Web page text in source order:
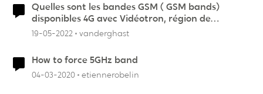
Quelles sont les bandes GSM ( GSM bands)
disponibles 4G avec Vidéotron, région de
Montréal?
19-05-2022 vanderghast
How to force 5GHz band
04-03-2020 etiennerobelin